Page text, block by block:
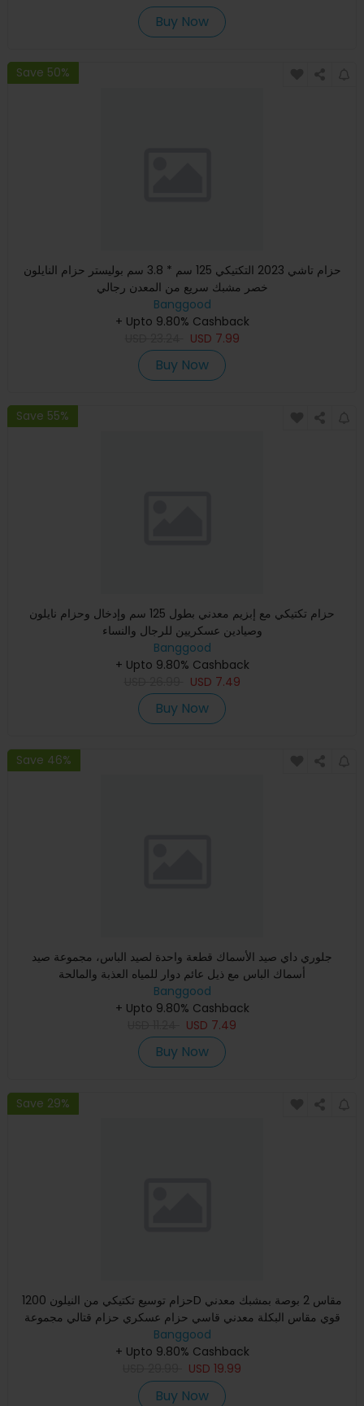
Buy Now
Save 50%
حزام تاشي 2023 التكتيكي 125 سم * 3.8 سم بوليستر حزام النايلون
خصر مشبك سريع من المعدن رجالي
Banggood
+ Upto 9.80% Cashback
USD 7.99
Buy Now
Save 55%
حزام تكتيكي مع إبزيم معدني بطول 125 سم وإدخال وحزام نايلون
وصيادين عسكريين للرجال والنساء
Banggood
+ Upto 9.80% Cashback
USD 7.49
Buy Now
Save 46%
جلوري داي صيد الأسماك قطعة واحدة لصيد الباس، مجموعة صيد
أسماك الباس مع ذيل عائم دوار للمياه العذبة والمالحة
Banggood
+ Upto 9.80% Cashback
USD 7.49
Buy Now
Save 29%
حزام توسيع تكتيكي من النيلون 1200D مقاس 2 بوصة بمشبك معدني
قوي مقاس البكلة معدني قاسي حزام عسكري حزام قتالي مجموعة
ملحقا
Banggood
+ Upto 9.80% Cashback
USD 19.99
Buy Now